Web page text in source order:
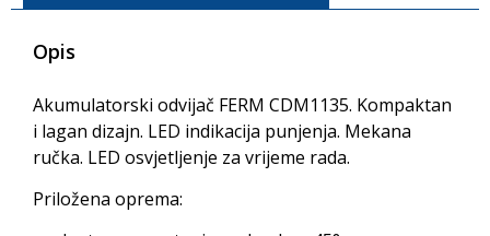
Opis
Akumulatorski odvijač FERM CDM1135. Kompaktan
i lagan dizajn. LED indikacija punjenja. Mekana
ručka. LED osvjetljenje za vrijeme rada.
Priložena oprema: